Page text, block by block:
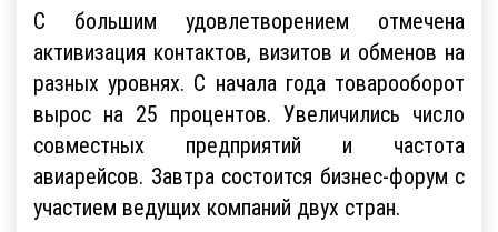
С большим удовлетворением отмечена
активизация контактов, визитов и обменов на
разных уровнях. С начала года товарооборот
вырос на 25 процентов. Увеличились число
совместных предприятий и частота
авиарейсов. Завтра состоится бизнес-форум с
участием ведущих компаний двух стран.